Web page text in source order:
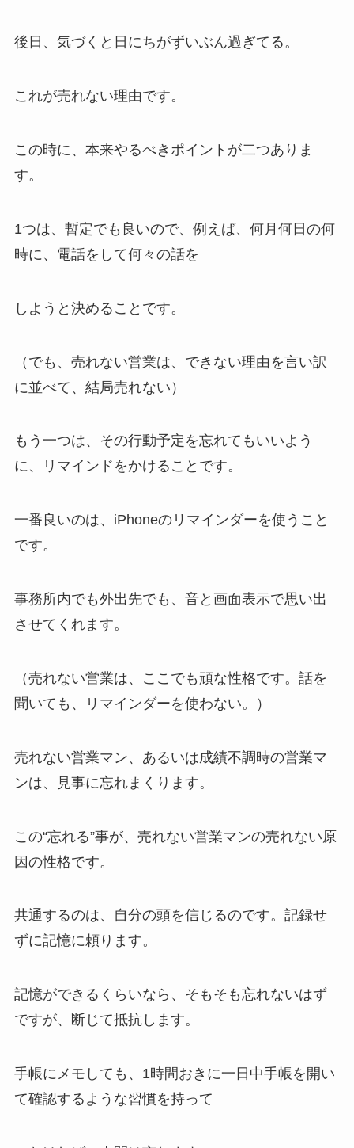
後日、気づくと日にちがずいぶん過ぎてる。
これが売れない理由です。
この時に、本来やるべきポイントが二つありま
す。
1つは、 暫定でも良いので、例えば、何月何日の何
時に、電話をして何々の話を
しようと 決めること です。
（でも、売れない営業は、できない理由を言い訳
に並べて、結局売れない）
もう一つは、その行動予定を忘れてもいいよう
に、リマインドをかけることです。
一番良いのは、 iPhoneのリマインダーを使う こと
です。
事務所内でも外出先でも、音と画面表示で思い出
させてくれます。
（売れない営業は、ここでも頑な性格です。話を
聞いても、リマインダーを使わない。）
売れない営業マン、あるいは成績不調時の営業マ
ンは、見事に忘れまくります。
この“忘れる”事が、売れない営業マンの売れない原
因の性格です。
共通するのは、自分の頭を信じるのです。 記録せ
ずに記憶に頼ります。
記憶ができるくらいなら、そもそも忘れないはず
ですが、断じて抵抗します。
手帳にメモしても、1時間おきに一日中手帳を開い
て確認するような習慣を持って